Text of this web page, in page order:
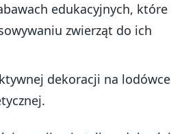
edukacyjnych, które
zwierząt do ich
dekoracji na lodówce